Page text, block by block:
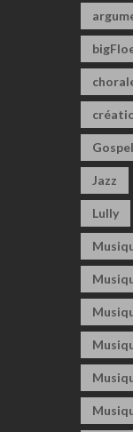
Gospel
Jazz
Lully